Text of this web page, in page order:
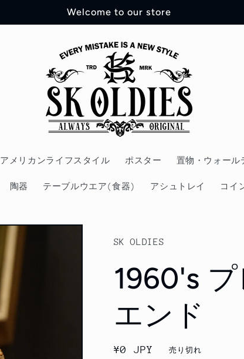
Welcome to our store
アメリカンライフスタイル ポスター 置物・ウォール
陶器 テーブルウエア(食器) アシュトレイ コイ
SK OLDIES
1960's
エンド
通
¥0 JPY 売り切れ